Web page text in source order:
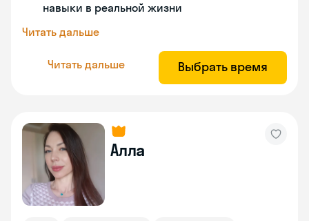
навыки в реальной жизни
Читать дальше
Читать дальше Выбрать время
Алла